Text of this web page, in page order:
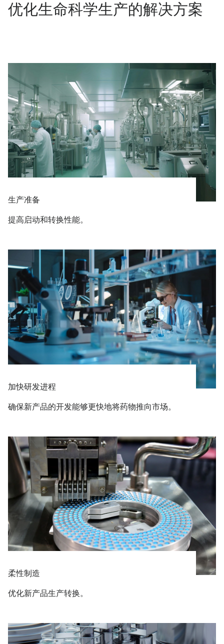
优化生命科学生产的解决方案
生产准备
提高启动和转换性能。
加快研发进程
确保新产品的开发能够更快地将药物推向市场。
柔性制造
优化新产品生产转换。